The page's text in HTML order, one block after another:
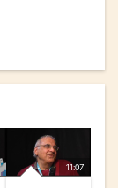
11:07